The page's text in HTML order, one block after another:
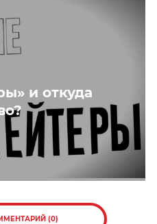
и откуда
(0)